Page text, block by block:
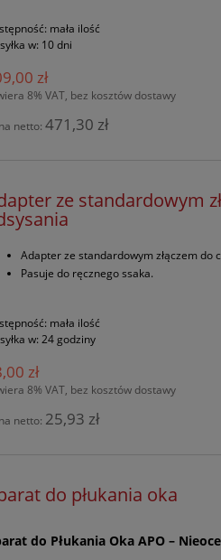
mała ilość
w: 10 dni
zł
8% VAT, bez kosztów dostawy
netto:471,30 zł
ze standardowym
Adapter ze standardowym złączem do
Pasuje do ręcznego ssaka.
mała ilość
w: 24 godziny
zł
8% VAT, bez kosztów dostawy
netto: 25,93 zł
do płukania oka
do Płukania Oka APO –